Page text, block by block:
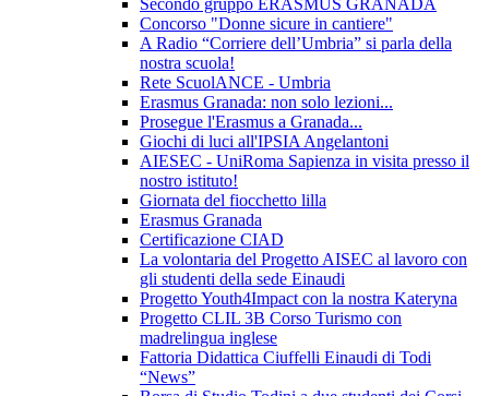
Secondo gruppo ERASMUS GRANADA
Concorso "Donne sicure in cantiere"
A Radio “Corriere dell’Umbria” si parla della
nostra scuola!
Rete ScuolANCE - Umbria
Erasmus Granada: non solo lezioni...
Prosegue l'Erasmus a Granada...
Giochi di luci all'IPSIA Angelantoni
AIESEC - UniRoma Sapienza in visita presso il
nostro istituto!
Giornata del fiocchetto lilla
Erasmus Granada
Certificazione CIAD
La volontaria del Progetto AISEC al lavoro con
gli studenti della sede Einaudi
Progetto Youth4Impact con la nostra Kateryna
Progetto CLIL 3B Corso Turismo con
madrelingua inglese
Fattoria Didattica Ciuffelli Einaudi di Todi
“News”